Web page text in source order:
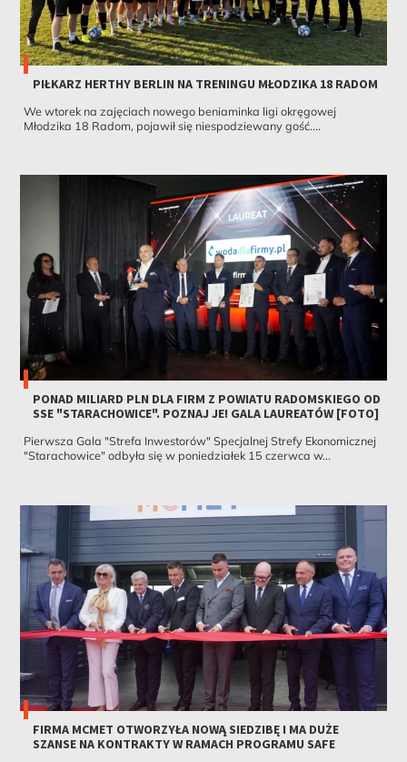
PIŁKARZ HERTHY BERLIN NA TRENINGU MŁODZIKA 18 RADOM
We wtorek na zajęciach nowego beniaminka ligi okręgowej
Młodzika 18 Radom, pojawił się niespodziewany gość....
PONAD MILIARD PLN DLA FIRM Z POWIATU RADOMSKIEGO OD
SSE "STARACHOWICE". POZNAJ JE! GALA LAUREATÓW [FOTO]
Pierwsza Gala "Strefa Inwestorów" Specjalnej Strefy Ekonomicznej
"Starachowice" odbyła się w poniedziałek 15 czerwca w...
FIRMA MCMET OTWORZYŁA NOWĄ SIEDZIBĘ I MA DUŻE
SZANSE NA KONTRAKTY W RAMACH PROGRAMU SAFE